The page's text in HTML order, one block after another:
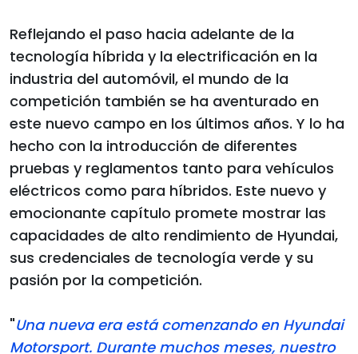
Reflejando el paso hacia adelante de la
tecnología híbrida y la electrificación en la
industria del automóvil, el mundo de la
competición también se ha aventurado en
este nuevo campo en los últimos años. Y lo ha
hecho con la introducción de diferentes
pruebas y reglamentos tanto para vehículos
eléctricos como para híbridos. Este nuevo y
emocionante capítulo promete mostrar las
capacidades de alto rendimiento de Hyundai,
sus credenciales de tecnología verde y su
pasión por la competición.
"Una nueva era está comenzando en Hyundai
Motorsport. Durante muchos meses, nuestro